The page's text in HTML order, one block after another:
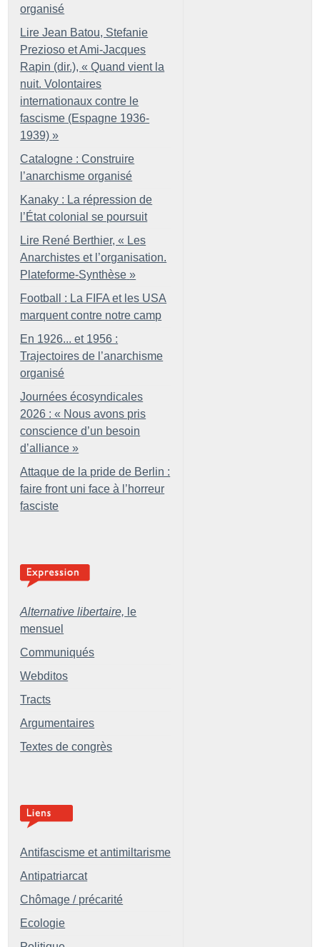
organisé
Lire Jean Batou, Stefanie
Prezioso et Ami-Jacques
Rapin (dir.), « Quand vient la
nuit. Volontaires
internationaux contre le
fascisme (Espagne 1936-
1939) »
Catalogne : Construire
l’anarchisme organisé
Kanaky : La répression de
l’État colonial se poursuit
Lire René Berthier, « Les
Anarchistes et l’organisation.
Plateforme-Synthèse »
Football : La FIFA et les USA
marquent contre notre camp
En 1926... et 1956 :
Trajectoires de l’anarchisme
organisé
Journées écosyndicales
2026 : « Nous avons pris
conscience d’un besoin
d’alliance »
Attaque de la pride de Berlin :
faire front uni face à l’horreur
fasciste
Alternative libertaire, le
mensuel
Communiqués
Webditos
Tracts
Argumentaires
Textes de congrès
Antifascisme et antimiltarisme
Antipatriarcat
Chômage / précarité
Ecologie